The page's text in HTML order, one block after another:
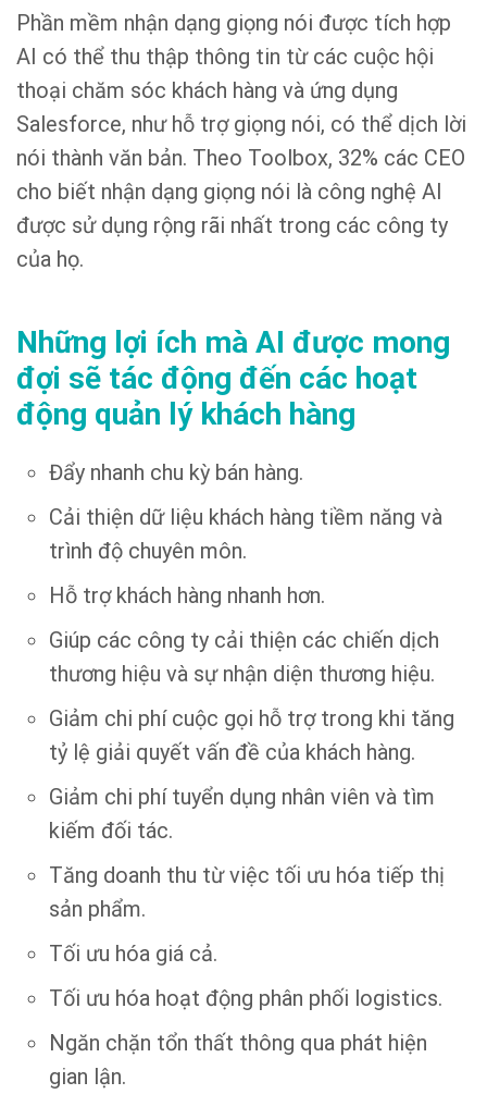
Phần mềm nhận dạng giọng nói được tích hợp
AI có thể thu thập thông tin từ các cuộc hội
thoại chăm sóc khách hàng và ứng dụng
Salesforce, như hỗ trợ giọng nói, có thể dịch lời
nói thành văn bản. Theo Toolbox, 32% các CEO
cho biết nhận dạng giọng nói là công nghệ AI
được sử dụng rộng rãi nhất trong các công ty
của họ.
Những lợi ích mà AI được mong
đợi sẽ tác động đến các hoạt
động quản lý khách hàng
Đẩy nhanh chu kỳ bán hàng.
Cải thiện dữ liệu khách hàng tiềm năng và
trình độ chuyên môn.
Hỗ trợ khách hàng nhanh hơn.
Giúp các công ty cải thiện các chiến dịch
thương hiệu và sự nhận diện thương hiệu.
Giảm chi phí cuộc gọi hỗ trợ trong khi tăng
tỷ lệ giải quyết vấn đề của khách hàng.
Giảm chi phí tuyển dụng nhân viên và tìm
kiếm đối tác.
Tăng doanh thu từ việc tối ưu hóa tiếp thị
sản phẩm.
Tối ưu hóa giá cả.
Tối ưu hóa hoạt động phân phối logistics.
Ngăn chặn tổn thất thông qua phát hiện
gian lận.